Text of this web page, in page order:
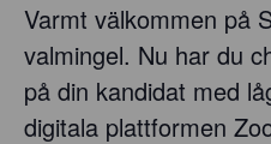
Varmt välkommen på
valmingel. Nu har du
på din kandidat med
digitala plattformen